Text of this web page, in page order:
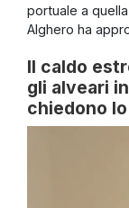
portuale a
Alghero ha
Il caldo
gli alveari
chiedono